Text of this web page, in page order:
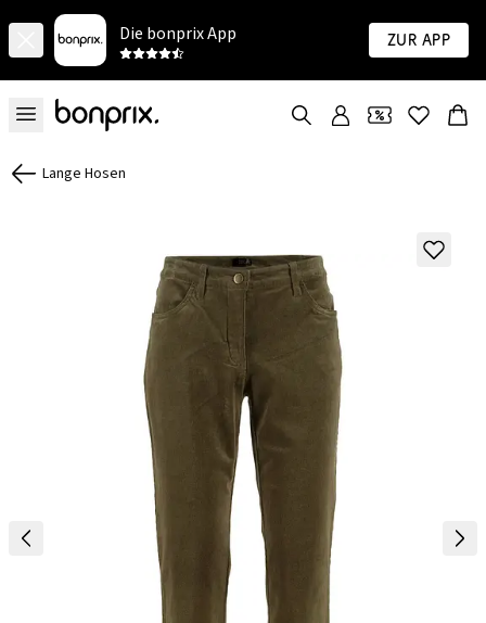
Die bonprix App Zur App
Lange Hosen